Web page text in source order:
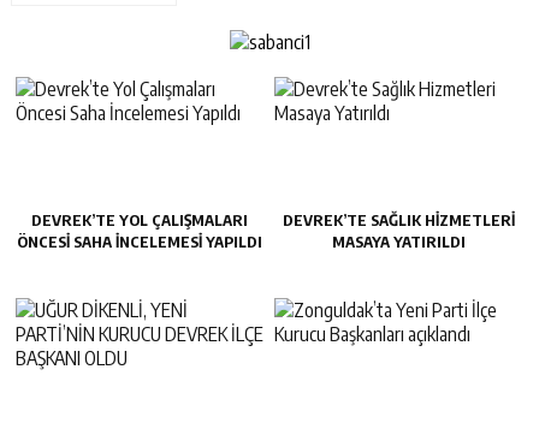
DEVREK’TE YOL ÇALIŞMALARI
ÖNCESI SAHA İNCELEMESI YAPILDI
DEVREK’TE SAĞLIK HIZMETLERI
MASAYA YATIRILDI